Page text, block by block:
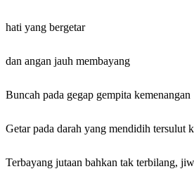
hati yang bergetar
dan angan jauh membayang
Buncah pada gegap gempita kemenangan
Getar pada darah yang mendidih tersulut
Terbayang jutaan bahkan tak terbilang,